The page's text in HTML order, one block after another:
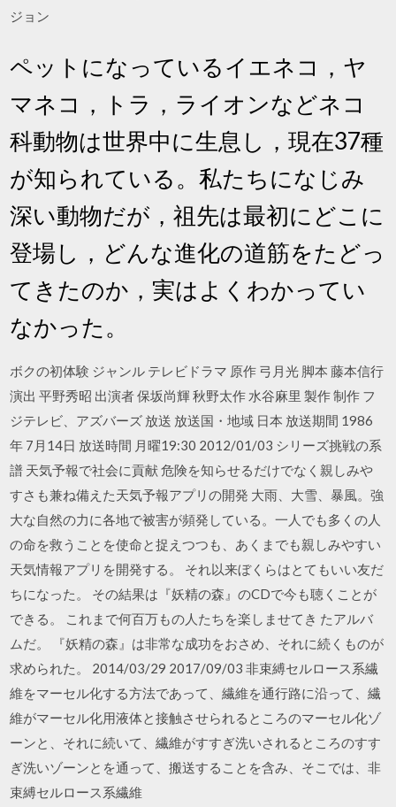
ジョン
ペットになっているイエネコ，ヤ
マネコ，トラ，ライオンなどネコ
科動物は世界中に生息し，現在37種
が知られている。私たちになじみ
深い動物だが，祖先は最初にどこに
登場し，どんな進化の道筋をたどっ
てきたのか，実はよくわかってい
なかった。
ボクの初体験 ジャンル テレビドラマ 原作 弓月光 脚本 藤本信行
演出 平野秀昭 出演者 保坂尚輝 秋野太作 水谷麻里 製作 制作 フ
ジテレビ、アズバーズ 放送 放送国・地域 日本 放送期間 1986
年 7月14日 放送時間 月曜19:30 2012/01/03 シリーズ挑戦の系
譜 天気予報で社会に貢献 危険を知らせるだけでなく親しみや
すさも兼ね備えた天気予報アプリの開発 大雨、大雪、暴風。強
大な自然の力に各地で被害が頻発している。一人でも多くの人
の命を救うことを使命と捉えつつも、あくまでも親しみやすい
天気情報アプリを開発する。 それ以来ぼくらはとてもいい友だ
ちになった。 その結果は『妖精の森』のCDで今も聴くことが
できる。 これまで何百万もの人たちを楽しませてき たアルバ
ムだ。 『妖精の森』は非常な成功をおさめ、それに続くものが
求められた。 2014/03/29 2017/09/03 非束縛セルロース系繊
維をマーセル化する方法であって、繊維を通行路に沿って、繊
維がマーセル化用液体と接触させられるところのマーセル化ゾ
ーンと、それに続いて、繊維がすすぎ洗いされるところのすす
ぎ洗いゾーンとを通って、搬送することを含み、そこでは、非
束縛セルロース系繊維